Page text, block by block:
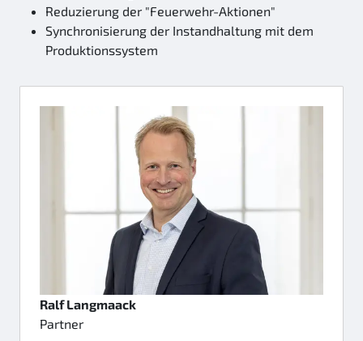
Reduzierung der "Feuerwehr-Aktionen"
Synchronisierung der Instandhaltung mit dem
Produktionssystem
Ralf Langmaack
Partner